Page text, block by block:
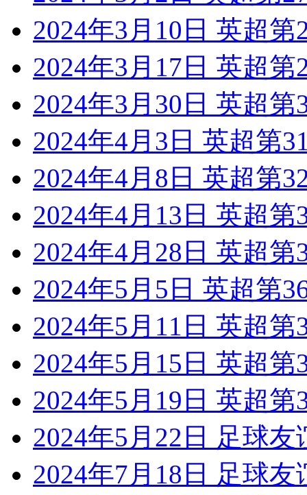
2024年3月10日 英超
2024年3月17日 英超
2024年3月30日 英超
2024年4月3日 英超第
2024年4月8日 英超第
2024年4月13日 英超
2024年4月28日 英超
2024年5月5日 英超第
2024年5月11日 英超
2024年5月15日 英超
2024年5月19日 英超
2024年5月22日 足球
2024年7月18日 足球